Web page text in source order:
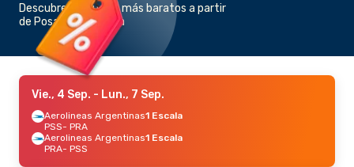
Descubre los vuelos más baratos a partir
de Posadas a Parana
Vie., 4 Sep. - Lun., 7 Sep.
Aerolineas Argentinas1 Escala
PSS- PRA
Aerolineas Argentinas1 Escala
PRA- PSS